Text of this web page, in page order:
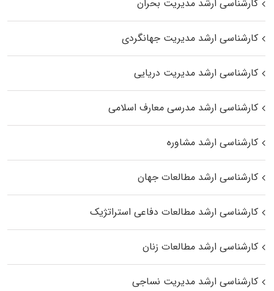
کارشناسی ارشد مدیریت بحران
کارشناسی ارشد مدیریت جهانگردی
کارشناسی ارشد مدیریت دریایی
کارشناسی ارشد مدرسی معارف اسلامی
کارشناسی ارشد مشاوره
کارشناسی ارشد مطالعات جهان
کارشناسی ارشد مطالعات دفاعی استراتژیک
کارشناسی ارشد مطالعات زنان
کارشناسی ارشد مدیریت نساجی